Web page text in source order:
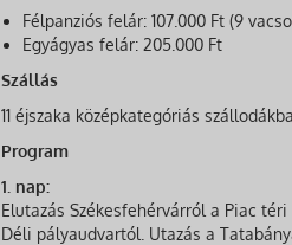
Félpanziós felár: 107.000 Ft (9
Egyágyas felár: 205.000 Ft
Szállás
11 éjszaka középkategóriás
Program
1. nap:
Elutazás Székesfehérvárról a Piac
Déli pályaudvartól. Utazás a